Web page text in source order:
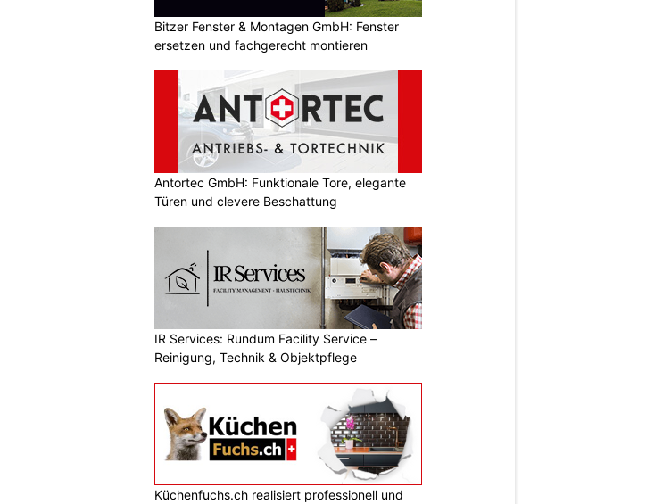
Bitzer Fenster & Montagen GmbH: Fenster
ersetzen und fachgerecht montieren
Antortec GmbH: Funktionale Tore, elegante
Türen und clevere Beschattung
IR Services: Rundum Facility Service –
Reinigung, Technik & Objektpflege
Küchenfuchs.ch realisiert professionell und